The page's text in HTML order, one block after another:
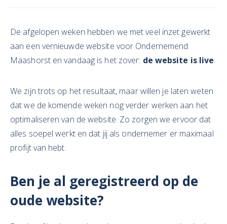
De afgelopen weken hebben we met veel inzet gewerkt
aan een vernieuwde website voor Ondernemend
Maashorst en vandaag is het zover: de website is live.
We zijn trots op het resultaat, maar willen je laten weten
dat we de komende weken nog verder werken aan het
optimaliseren van de website. Zo zorgen we ervoor dat
alles soepel werkt en dat jij als ondernemer er maximaal
profijt van hebt.
Ben je al geregistreerd op de
oude website?